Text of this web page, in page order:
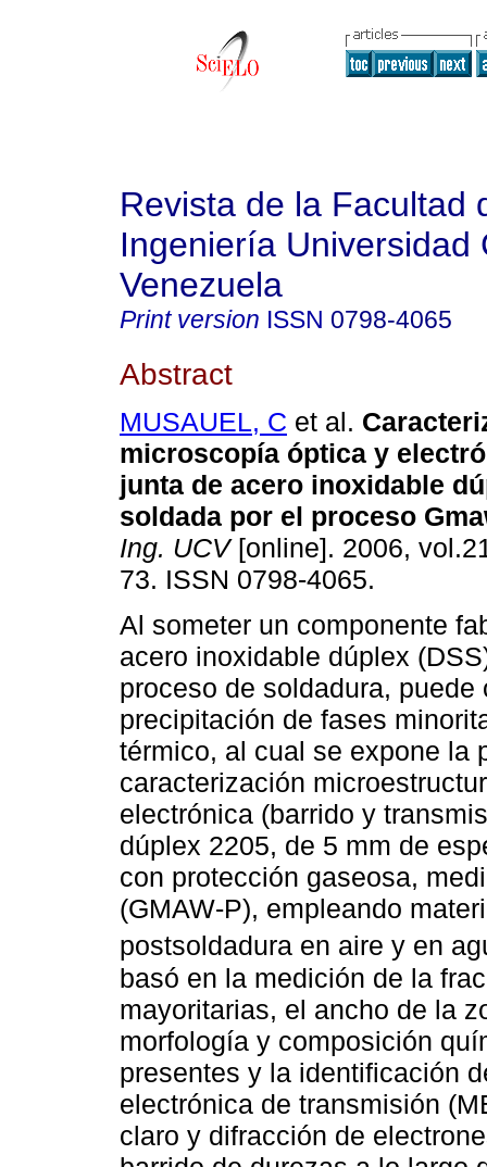
Revista de la Facultad
Ingeniería Universidad
Venezuela
Print version ISSN 0798-4065
Abstract
MUSAUEL, C et al.
microscopía óptica y
junta de acero inoxidable
soldada por el proceso
Ing. UCV[online]. 2006,
73. ISSN 0798-4065.
Al someter un componente
acero inoxidable dúplex
proceso de soldadura, puede
precipitación de fases
térmico, al cual se expone la
caracterización
electrónica (barrido y
dúplex 2205, de 5 mm de
con protección gaseosa,
(GMAW-P), empleando
postsoldadura en aire y en
basó en la medición de la
mayoritarias, el ancho de la
morfología y composición
presentes y la identificación
electrónica de transmisión
claro y difracción de